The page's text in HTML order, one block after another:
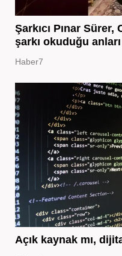
Şarkıcı Pınar
şarkı okuduğu
Haber7
Açık kaynak mı,